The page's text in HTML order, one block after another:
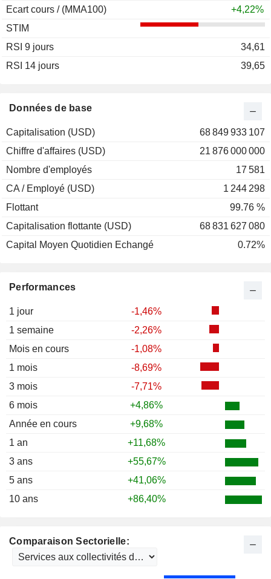
Performances
1 jour
-1,46%
1 semaine
-2,26%
Mois en cours
-1,08%
1 mois
-8,69%
3 mois
-7,71%
6 mois
+4,86%
Année en cours
+9,68%
1 an
+11,68%
3 ans
+55,67%
5 ans
+41,06%
10 ans
+86,40%
Données de base
Capitalisation (USD)
68 849 933 107
Chiffre d'affaires (USD)
21 876 000 000
Nombre d'employés
17 581
CA / Employé (USD)
1 244 298
Flottant
99.76 %
Capitalisation flottante (USD)
68 831 627 080
Capital Moyen Quotidien Echangé
0.72%
Ecart cours / (MMA100)
+4,22%
STIM
RSI 9 jours
34,61
RSI 14 jours
39,65
Comparaison Sectorielle:
2004
2003
+11,64%
2002
2001
1999
1997
1992
-3,28%
1991
+22,32%
1989
1988
+3,81%
1987
-4,55%
1986
+16,40%
1985
+11,83%
1984
+23,36%
1983
-3,52%
1982
+9,23%
1981
-3,70%
1980
-5,59%
1979
-15,38%
1978
-13,33%
1975
+46,09%